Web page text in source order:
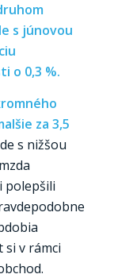
s júnovou
o 0,3 %.
za 3,5
s nižšou
polepšili
si v rámci